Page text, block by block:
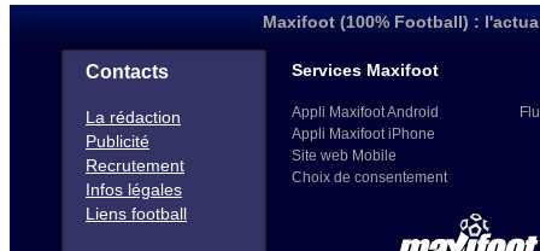
Maxifoot (100% Football) :
Contacts
La rédaction
Publicité
Recrutement
Infos légales
Liens football
Services Maxifoot
Appli Maxifoot Android
Appli Maxifoot iPhone
Site web Mobile
Choix de consentement